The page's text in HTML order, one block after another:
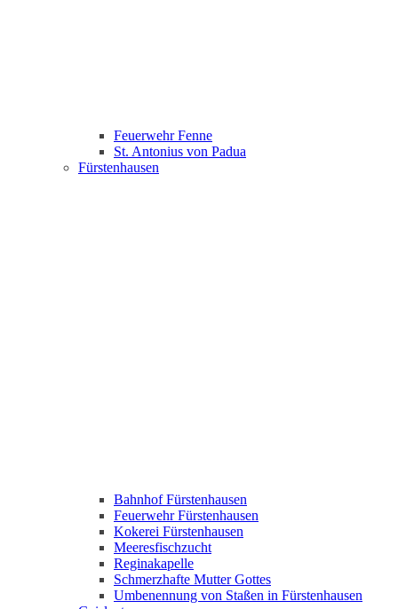
Feuerwehr Fenne
St. Antonius von Padua
Fürstenhausen
Bahnhof Fürstenhausen
Feuerwehr Fürstenhausen
Kokerei Fürstenhausen
Meeresfischzucht
Reginakapelle
Schmerzhafte Mutter Gottes
Umbenennung von Staßen in Fürstenhausen